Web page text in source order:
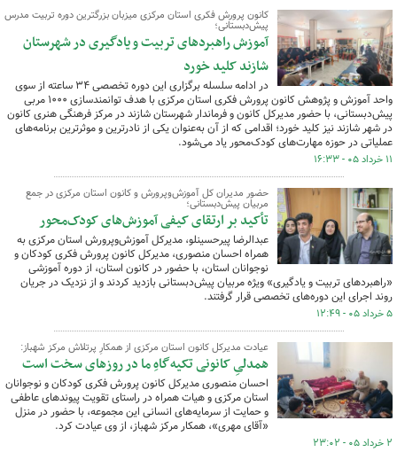
کانون پرورش فکری استان مرکزی میزبان بزرگترین دوره تربیت مدرس
پیش‌دبستانی؛
آموزش راهبردهای تربیت و یادگیری در شهرستان
شازند کلید خورد
در ادامه سلسله برگزاری این دوره تخصصی ۳۴ ساعته از سوی
واحد آموزش و پژوهش کانون پرورش فکری استان مرکزی با هدف توانمندسازی ۱۰۰۰ مربی
پیش‌دبستانی، با حضور مدیرکل کانون و فرماندار شهرستان شازند در مرکز فرهنگی هنری کانون
در شهر شازند نیز کلید خورد؛ اقدامی که از آن به‌عنوان یکی از نادرترین و موثرترین برنامه‌های
عملیاتی در حوزه مهارت‌های کودک‌محور یاد می‌شود.
۱۱ خرداد ۰۵ - ۱۶:۳۳
حضور مدیران کل آموزش‌وپرورش و کانون استان مرکزی در جمع
مربیان پیش‌دبستانی؛
تأکید بر ارتقای کیفی آموزش‌های کودک‌محور
عبدالرضا پیرحسینلو، مدیرکل آموزش‌وپرورش استان مرکزی به
همراه احسان منصوری، مدیرکل کانون پرورش فکری کودکان و
نوجوانان استان، با حضور در کانون استان، از دوره آموزشی
«راهبردهای تربیت و یادگیری» ویژه مربیان پیش‌دبستانی بازدید کردند و از نزدیک در جریان
روند اجرای این دوره‌های تخصصی قرار گرفتند.
۵ خرداد ۰۵ - ۱۲:۴۹
عیادت مدیرکل کانون استان مرکزی از همکارِ پرتلاش مرکز شهباز:
همدلیِ کانونی تکیه‌گاهِ ما در روزهای سخت است
احسان منصوری مدیرکل کانون پرورش فکری کودکان و نوجوانان
استان مرکزی و هیات همراه در راستای تقویت پیوندهای عاطفی
و حمایت از سرمایه‌های انسانی این مجموعه، با حضور در منزل
«آقای مهری»، همکار مرکز شهباز، از وی عیادت کرد.
۲ خرداد ۰۵ - ۲۳:۰۲